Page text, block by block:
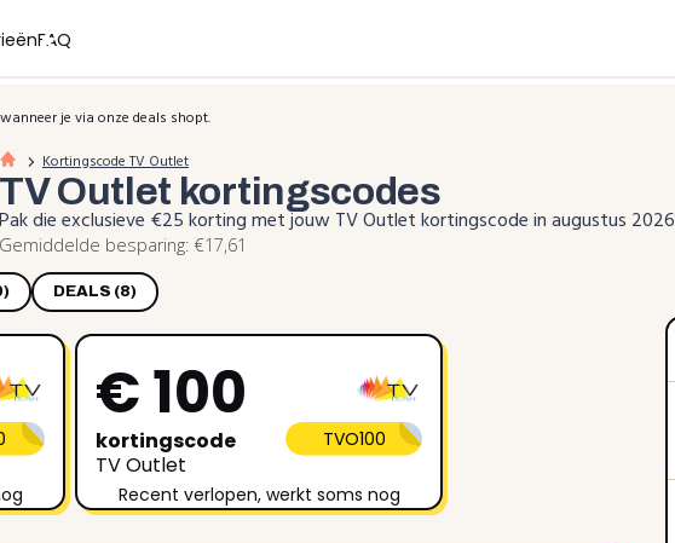
FAQ
je via onze deals shopt.
Kortingscode TV Outlet
TV Outlet kortingscodes
Pak die exclusieve €25 korting met jouw TV Outlet kortingscode in augustus 2026
Gemiddelde besparing: €17,61
DEALS (8)
€ 100
kortingscode
TV Outlet
TVO100
Recent verlopen, werkt soms nog